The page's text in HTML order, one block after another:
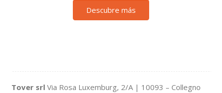
Descubre más
Tover srl Via Rosa Luxemburg, 2/A | 10093 – Collegno